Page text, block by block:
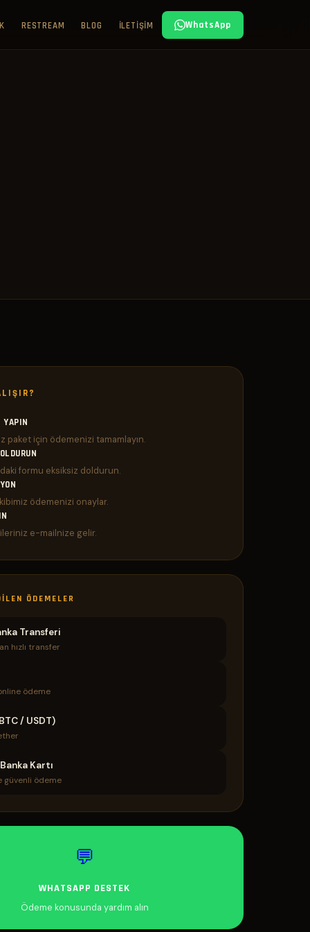
RESTREAM BLOG İLETIŞIM WhatsApp
YAPIN
paket için ödemenizi tamamlayın.
formu eksiksiz doldurun.
ödemenizi onaylar.
e-mailnize gelir.
ÖDEMELER
Transferi
hızlı transfer
ödeme
/ USDT)
Kartı
güvenli ödeme
💬
WHATSAPP DESTEK
Ödeme konusunda yardım alın